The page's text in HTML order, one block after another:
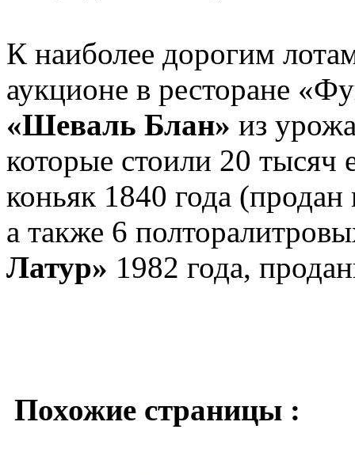
К наиболее дорогим
аукционе в ресторане
«Шеваль Блан» из
которые стоили 20 тысяч
коньяк 1840 года
а также 6
Латур» 1982 года,
Похожие страницы :